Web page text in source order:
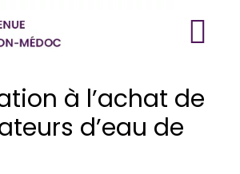
à l’achat de
d’eau de